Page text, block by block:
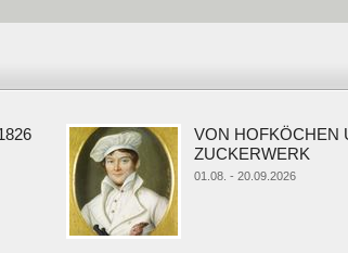
VON HOFKÖCHEN UND
ZUCKERWERK
01.08. - 20.09.2026